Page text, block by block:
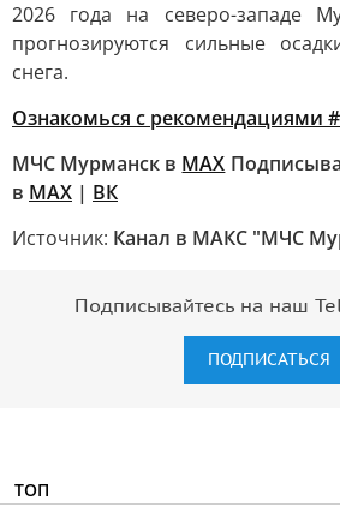
2026 года на северо-западе
прогнозируются сильные
снега.
Ознакомься с рекомендациями
МЧС Мурманск в МАХ
в MAX | ВК
Источник: Канал в МАКС "МЧС
Подписывайтесь на наш
ПОДПИСАТЬСЯ
ТОП